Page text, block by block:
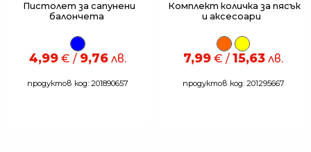
Пистолет за сапунени
балончета
4,99 € / 9,76 лв.
продуктов код: 201890657
Комплект количка за пясък
и аксесоари
7,99 € / 15,63 лв.
продуктов код: 201295667